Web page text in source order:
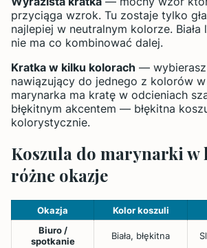
przyciąga wzrok. Tu zostaje tylko
najlepiej w neutralnym kolorze.
nie ma co kombinować dalej.
Kratka w kilku kolorach —
nawiązujący do jednego z kolorów
marynarka ma kratę w odcieniach
błękitnym akcentem — błękitna
kolorystycznie.
Koszula do marynarki w
różne okazje
Okazja Kolor koszuli
Biuro /
spotkanie
Biała, błękitna